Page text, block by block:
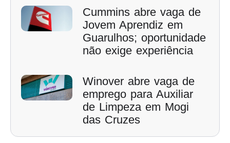
Cummins abre vaga de
Jovem Aprendiz em
Guarulhos; oportunidade
não exige experiência
Winover abre vaga de
emprego para Auxiliar
de Limpeza em Mogi
das Cruzes